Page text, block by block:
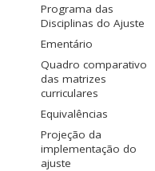
Programa das
Disciplinas do Ajuste
Ementário
Quadro comparativo
das matrizes
curriculares
Equivalências
Projeção da
implementação do
ajuste